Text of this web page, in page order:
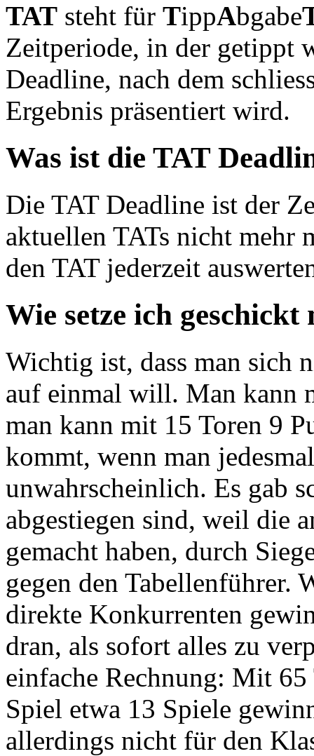
TAT steht für TippAbgabe
Zeitperiode, in der getippt
Deadline, nach dem
Ergebnis präsentiert wird.
Was ist die TAT
Die TAT Deadline ist der
aktuellen TATs nicht mehr
den TAT jederzeit
Wie setze ich geschickt
Wichtig ist, dass man sich
auf einmal will. Man kann
man kann mit 15 Toren 9
kommt, wenn man
unwahrscheinlich. Es gab
abgestiegen sind, weil die
gemacht haben, durch
gegen den Tabellenführer.
direkte Konkurrenten
dran, als sofort alles zu
einfache Rechnung: Mit
Spiel etwa 13 Spiele
allerdings nicht für den